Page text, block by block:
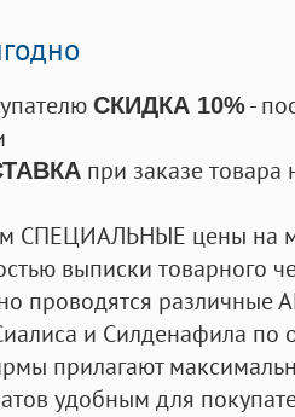
СКИДКА 10%-
при заказе
СПЕЦИАЛЬНЫЕ цены на
выписки товарного
проводятся
и Силденафила по
прилагают
удобным для